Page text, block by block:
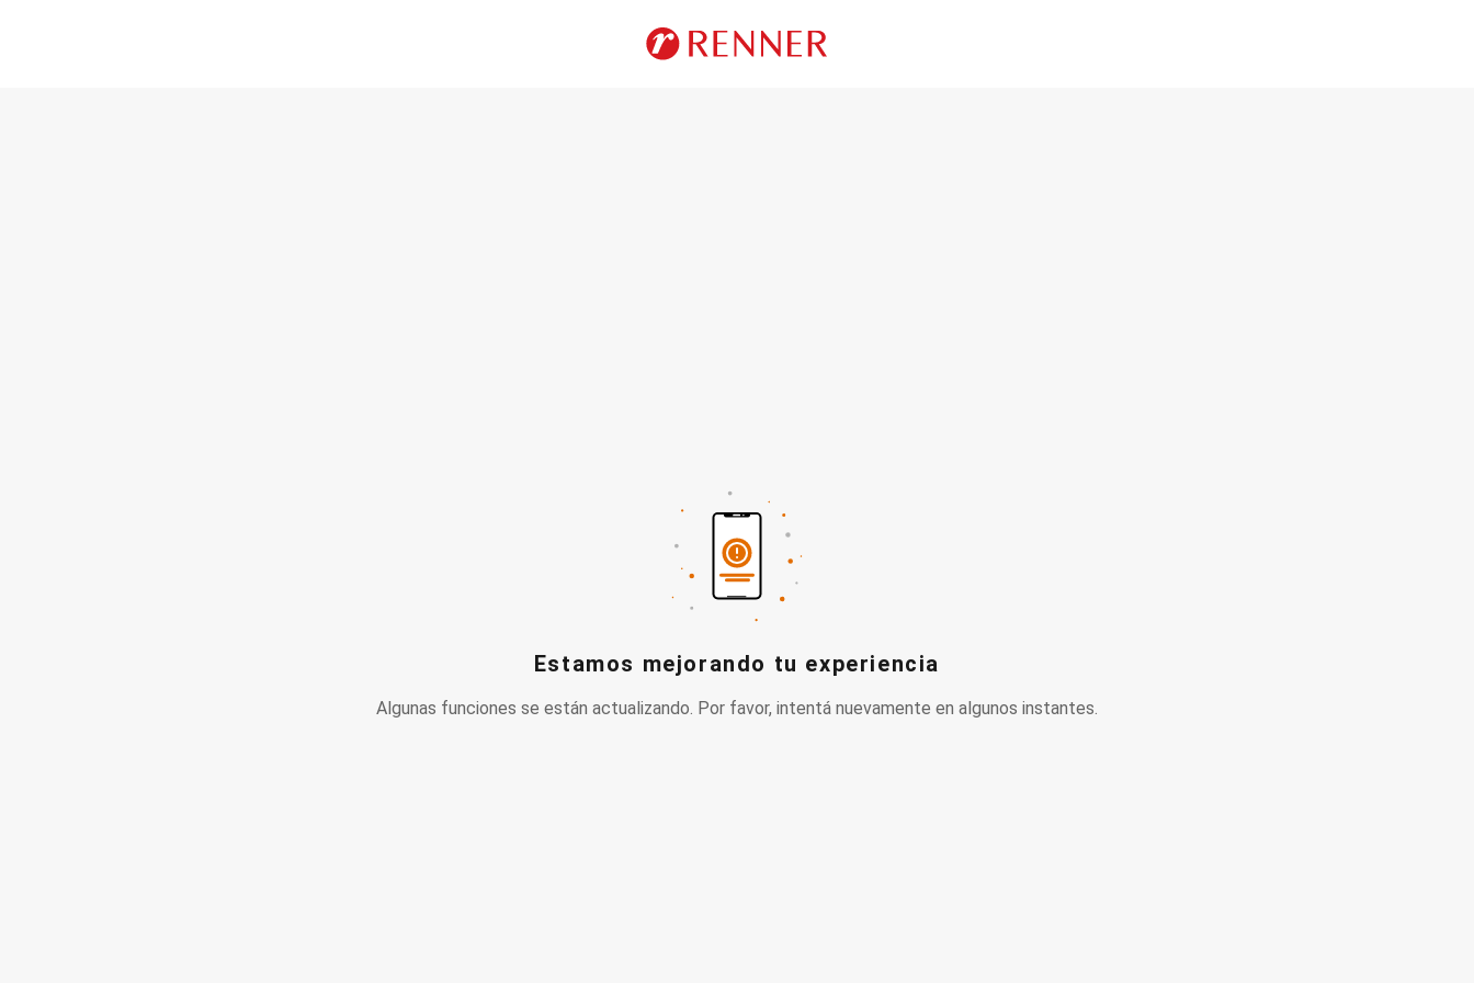
Estamos mejorando tu experiencia
Algunas funciones se están actualizando. Por favor, intentá nuevamente en algunos instantes.